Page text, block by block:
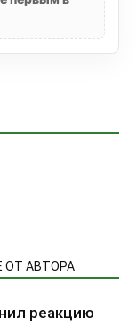
ОТ АВТОРА
реакцию